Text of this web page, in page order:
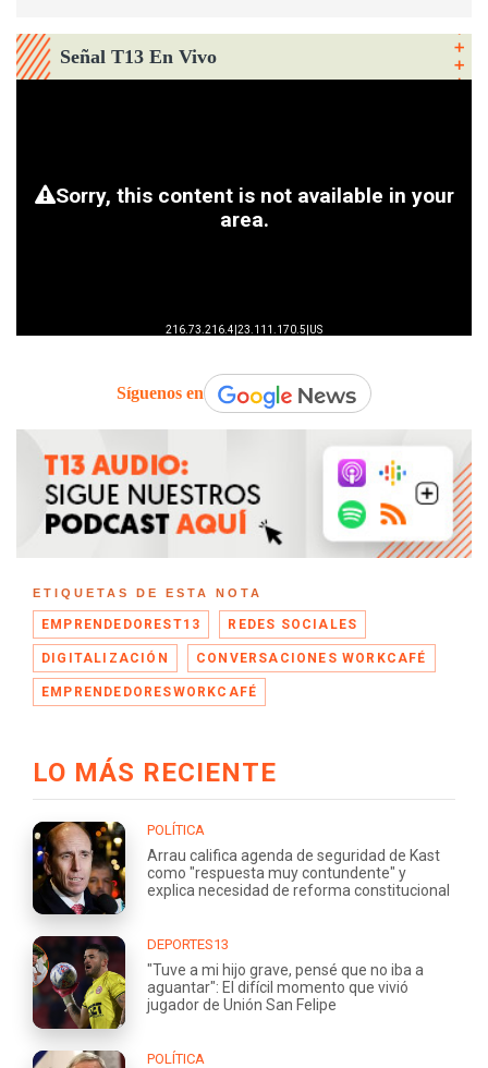
Señal T13 En Vivo
Síguenos en
ETIQUETAS DE ESTA NOTA
EMPRENDEDOREST13 REDES SOCIALES
DIGITALIZACIÓN CONVERSACIONES WORKCAFÉ
EMPRENDEDORESWORKCAFÉ
LO MÁS RECIENTE
POLÍTICA
Arrau califica agenda de seguridad de Kast
como "respuesta muy contundente" y
explica necesidad de reforma constitucional
DEPORTES13
"Tuve a mi hijo grave, pensé que no iba a
aguantar": El difícil momento que vivió
jugador de Unión San Felipe
POLÍTICA